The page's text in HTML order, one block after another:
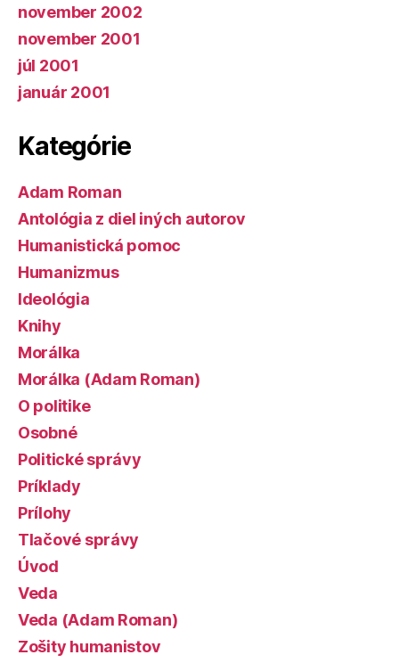
november 2002
november 2001
júl 2001
január 2001
Kategórie
Adam Roman
Antológia z diel iných autorov
Humanistická pomoc
Humanizmus
Ideológia
Knihy
Morálka
Morálka (Adam Roman)
O politike
Osobné
Politické správy
Príklady
Prílohy
Tlačové správy
Úvod
Veda
Veda (Adam Roman)
Zošity humanistov